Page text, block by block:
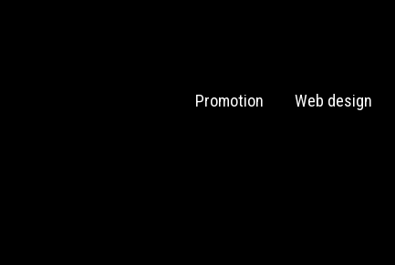
Promotion Web design